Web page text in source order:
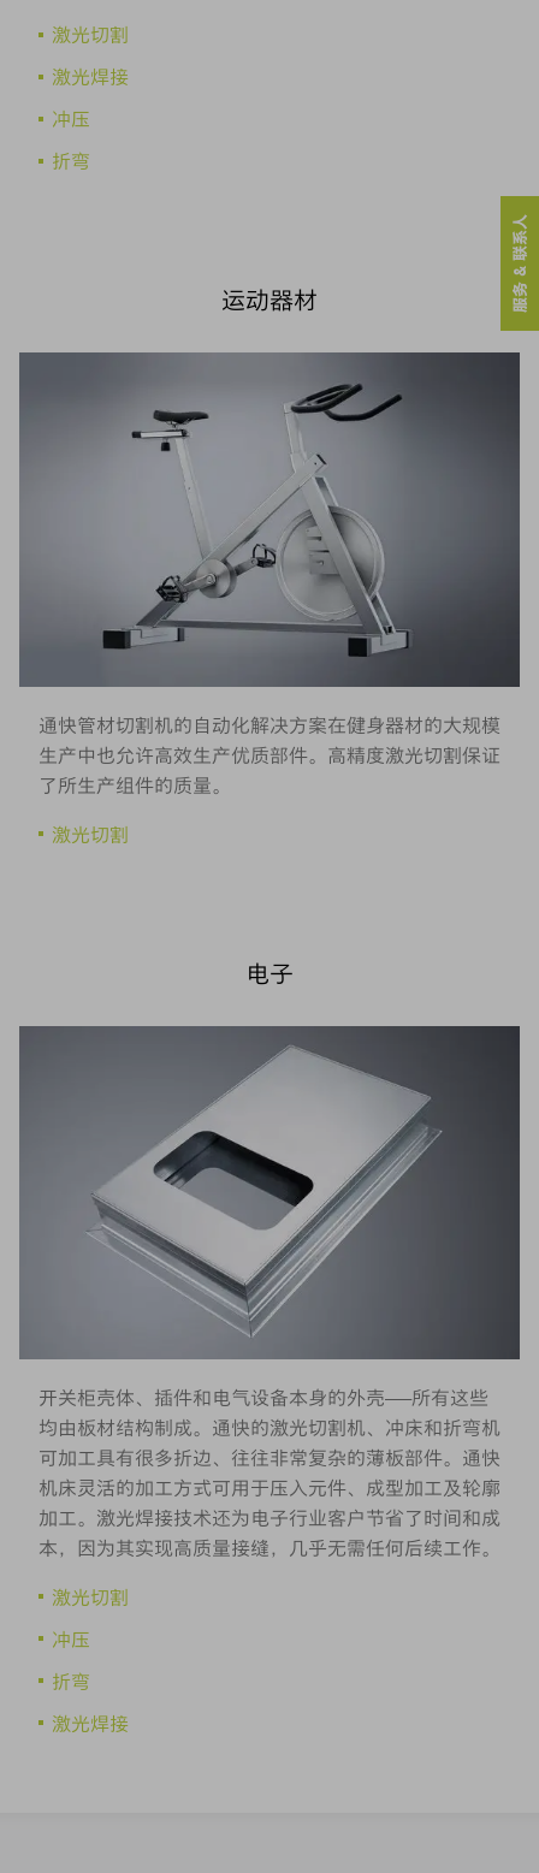
激光切割
激光焊接
冲压
折弯
运动器材
通快管材切割机的自动化解决方案在健身器材的大规模
生产中也允许高效生产优质部件。高精度激光切割保证
了所生产组件的质量。
激光切割
电子
开关柜壳体、插件和电气设备本身的外壳——所有这些
均由板材结构制成。通快的激光切割机、冲床和折弯机
可加工具有很多折边、往往非常复杂的薄板部件。通快
机床灵活的加工方式可用于压入元件、成型加工及轮廓
加工。激光焊接技术还为电子行业客户节省了时间和成
本，因为其实现高质量接缝，几乎无需任何后续工作。
激光切割
冲压
折弯
激光焊接
服务 & 联系人